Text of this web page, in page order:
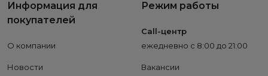
Информация для
покупателей
О компании
Новости
Режим работы
Call-центр
ежедневно с 8:00 до 21:00
Вакансии